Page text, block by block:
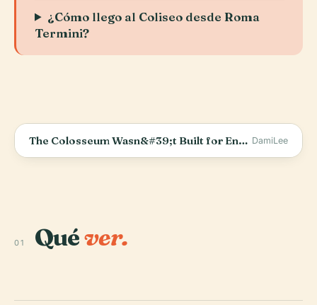
¿Cómo llego al Coliseo desde Roma
Termini?
The Colosseum Wasn&#39;t Built for Entertainment DamiLee
01 Quéver.